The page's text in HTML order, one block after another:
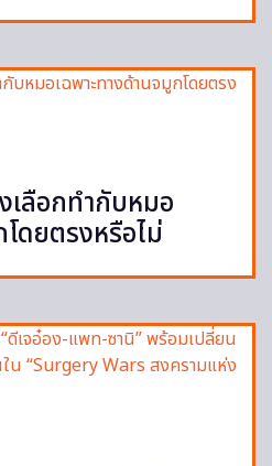
เลือกทำกับหมอ
ดยตรงหรือไม่